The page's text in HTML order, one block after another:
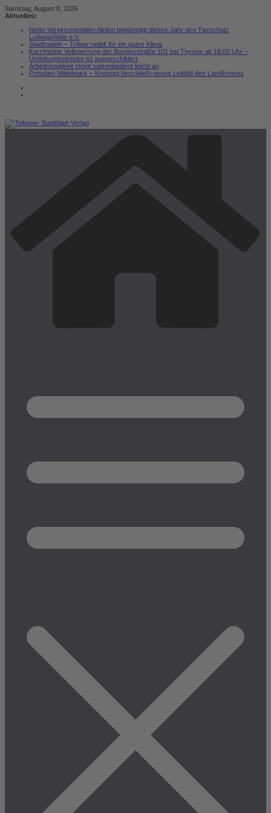
Zum
Inhalt
Samstag, August 8, 2026
Aktuelles:
Netto-Vereinsspenden-Aktion begünstigt dieses Jahr den Tierschutz
Ludwigsfelde e.V.
Stadtradeln – Teltow radelt für ein gutes Klima
Kurzfristige Vollsperrung der Bundesstraße 101 bei Thyrow ab 18:00 Uhr –
Umleitungsstrecke ist ausgeschildert
Arbeitslosigkeit steigt saisonbedingt leicht an
Potsdam-Mittelmark – Kreistag beschließt neues Leitbild des Landkreises